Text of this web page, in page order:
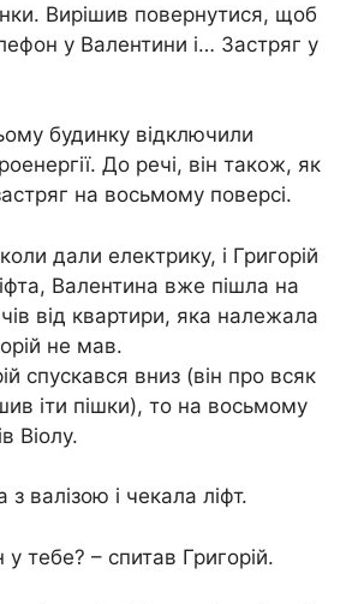
Вирішив повернутися, щоб
у Валентини і… Застряг у
будинку відключили
До речі, він також, як
на восьмому поверсі.
дали електрику, і Григорій
Валентина вже пішла на
від квартири, яка належала
не мав.
спускався вниз (він про всяк
іти пішки), то на восьмому
Віолу.
валізою і чекала ліфт.
тебе? – спитав Григорій.